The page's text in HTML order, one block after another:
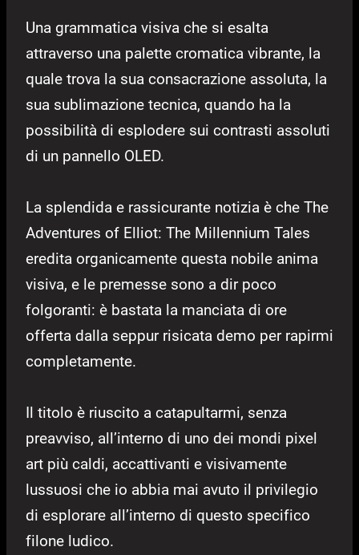
Una grammatica visiva che si esalta
attraverso una palette cromatica vibrante, la
quale trova la sua consacrazione assoluta, la
sua sublimazione tecnica, quando ha la
possibilità di esplodere sui contrasti assoluti
di un pannello OLED.
La splendida e rassicurante notizia è che The
Adventures of Elliot: The Millennium Tales
eredita organicamente questa nobile anima
visiva, e le premesse sono a dir poco
folgoranti: è bastata la manciata di ore
offerta dalla seppur risicata demo per rapirmi
completamente.
Il titolo è riuscito a catapultarmi, senza
preavviso, all’interno di uno dei mondi pixel
art più caldi, accattivanti e visivamente
lussuosi che io abbia mai avuto il privilegio
di esplorare all’interno di questo specifico
filone ludico.